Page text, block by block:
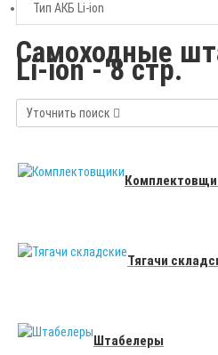
Тип АКБ Li-ion
Самоходные
Li-ion - 8 стр.
Уточнить поиск
Тягачи
Штабелеры